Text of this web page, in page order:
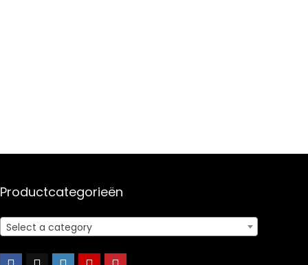
Productcategorieën
Select a category